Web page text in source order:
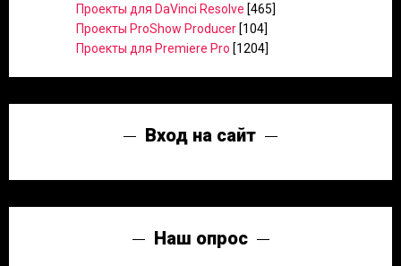
Проекты для DaVinci Resolve [465]
Проекты ProShow Producer [104]
Проекты для Premiere Pro [1204]
Вход на сайт
Наш опрос